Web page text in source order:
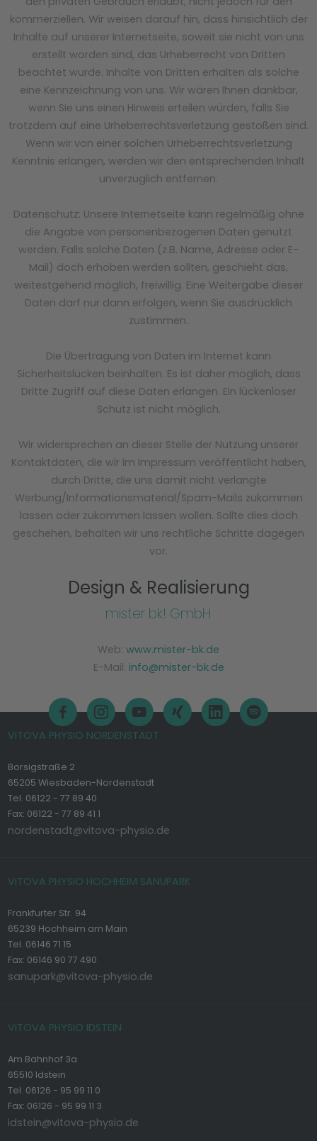
kommerziellen. Wir weisen darauf hin, dass hinsichtlich der
Inhalte auf unserer Internetseite, soweit sie nicht von uns
erstellt worden sind, das Urheberrecht von Dritten
beachtet wurde. Inhalte von Dritten erhalten als solche
eine Kennzeichnung von uns. Wir wären Ihnen dankbar,
wenn Sie uns einen Hinweis erteilen würden, falls Sie
trotzdem auf eine Urheberrechtsverletzung gestoßen sind.
Wenn wir von einer solchen Urheberrechtsverletzung
Kenntnis erlangen, werden wir den entsprechenden Inhalt
unverzüglich entfernen.
Datenschutz: Unsere Internetseite kann regelmäßig ohne
die Angabe von personenbezogenen Daten genutzt
werden. Falls solche Daten (z.B. Name, Adresse oder E-
Mail) doch erhoben werden sollten, geschieht das,
weitestgehend möglich, freiwillig. Eine Weitergabe dieser
Daten darf nur dann erfolgen, wenn Sie ausdrücklich
zustimmen.
Die Übertragung von Daten im Internet kann
Sicherheitslücken beinhalten. Es ist daher möglich, dass
Dritte Zugriff auf diese Daten erlangen. Ein lückenloser
Schutz ist nicht möglich.
Wir widersprechen an dieser Stelle der Nutzung unserer
Kontaktdaten, die wir im Impressum veröffentlicht haben,
durch Dritte, die uns damit nicht verlangte
Werbung/Informationsmaterial/Spam-Mails zukommen
lassen oder zukommen lassen wollen. Sollte dies doch
geschehen, behalten wir uns rechtliche Schritte dagegen
vor.
Design & Realisierung
​mister bk! GmbH
Web: www.mister-bk.de
E-Mail: info@mister-bk.de
VITOVA PHYSIO NORDENSTADT
Borsigstraße 2
65205 Wiesbaden-Nordenstadt
Tel. 06122 - 77 89 40
Fax: 06122 - 77 89 41 1
nordenstadt@vitova-physio.de
VITOVA PHYSIO HOCHHEIM SANUPARK
Frankfurter Str. 94
65239 Hochheim am Main
Tel. 06146 71 15
Fax: 06146 90 77 490
sanupark@vitova-physio.de
VITOVA PHYSIO IDSTEIN
Am Bahnhof 3a
65510 Idstein
Tel. 06126 - 95 99 11 0
Fax: 06126 - 95 99 11 3
idstein@vitova-physio.de